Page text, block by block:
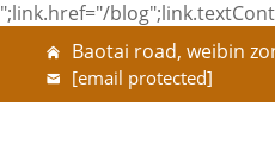
";link.href="/
Baotai road, weibin
[email protected]